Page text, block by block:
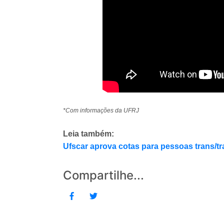
*Com informações da UFRJ
Leia também:
Ufscar aprova cotas para pessoas trans/
Compartilhe...